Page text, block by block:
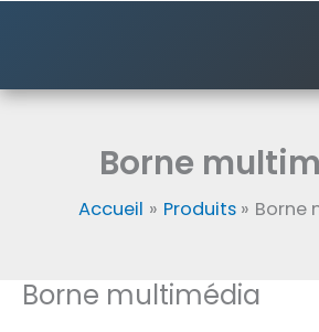
Borne
Accueil Produits Borne
Borne multimédia